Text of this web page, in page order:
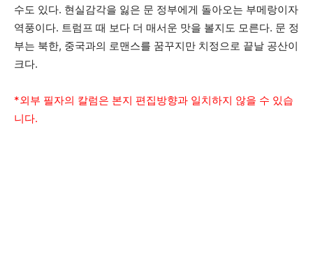
수도 있다. 현실감각을 잃은 문 정부에게 돌아오는 부메랑이자
역풍이다. 트럼프 때 보다 더 매서운 맛을 볼지도 모른다. 문 정
부는 북한, 중국과의 로맨스를 꿈꾸지만 치정으로 끝날 공산이
크다.
*외부 필자의 칼럼은 본지 편집방향과 일치하지 않을 수 있습
니다.